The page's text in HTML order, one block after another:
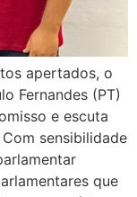
apertados, o
Fernandes (PT)
e escuta
sensibilidade
que